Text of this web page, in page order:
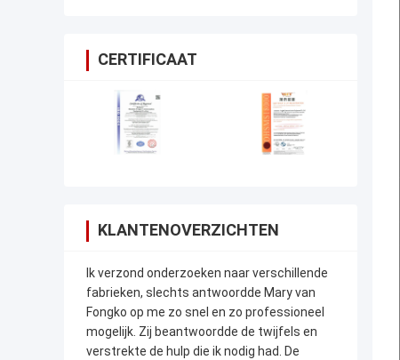
CERTIFICAAT
KLANTENOVERZICHTEN
Ik verzond onderzoeken naar verschillende
fabrieken, slechts antwoordde Mary van
Fongko op me zo snel en zo professioneel
mogelijk. Zij beantwoordde de twijfels en
verstrekte de hulp die ik nodig had. De